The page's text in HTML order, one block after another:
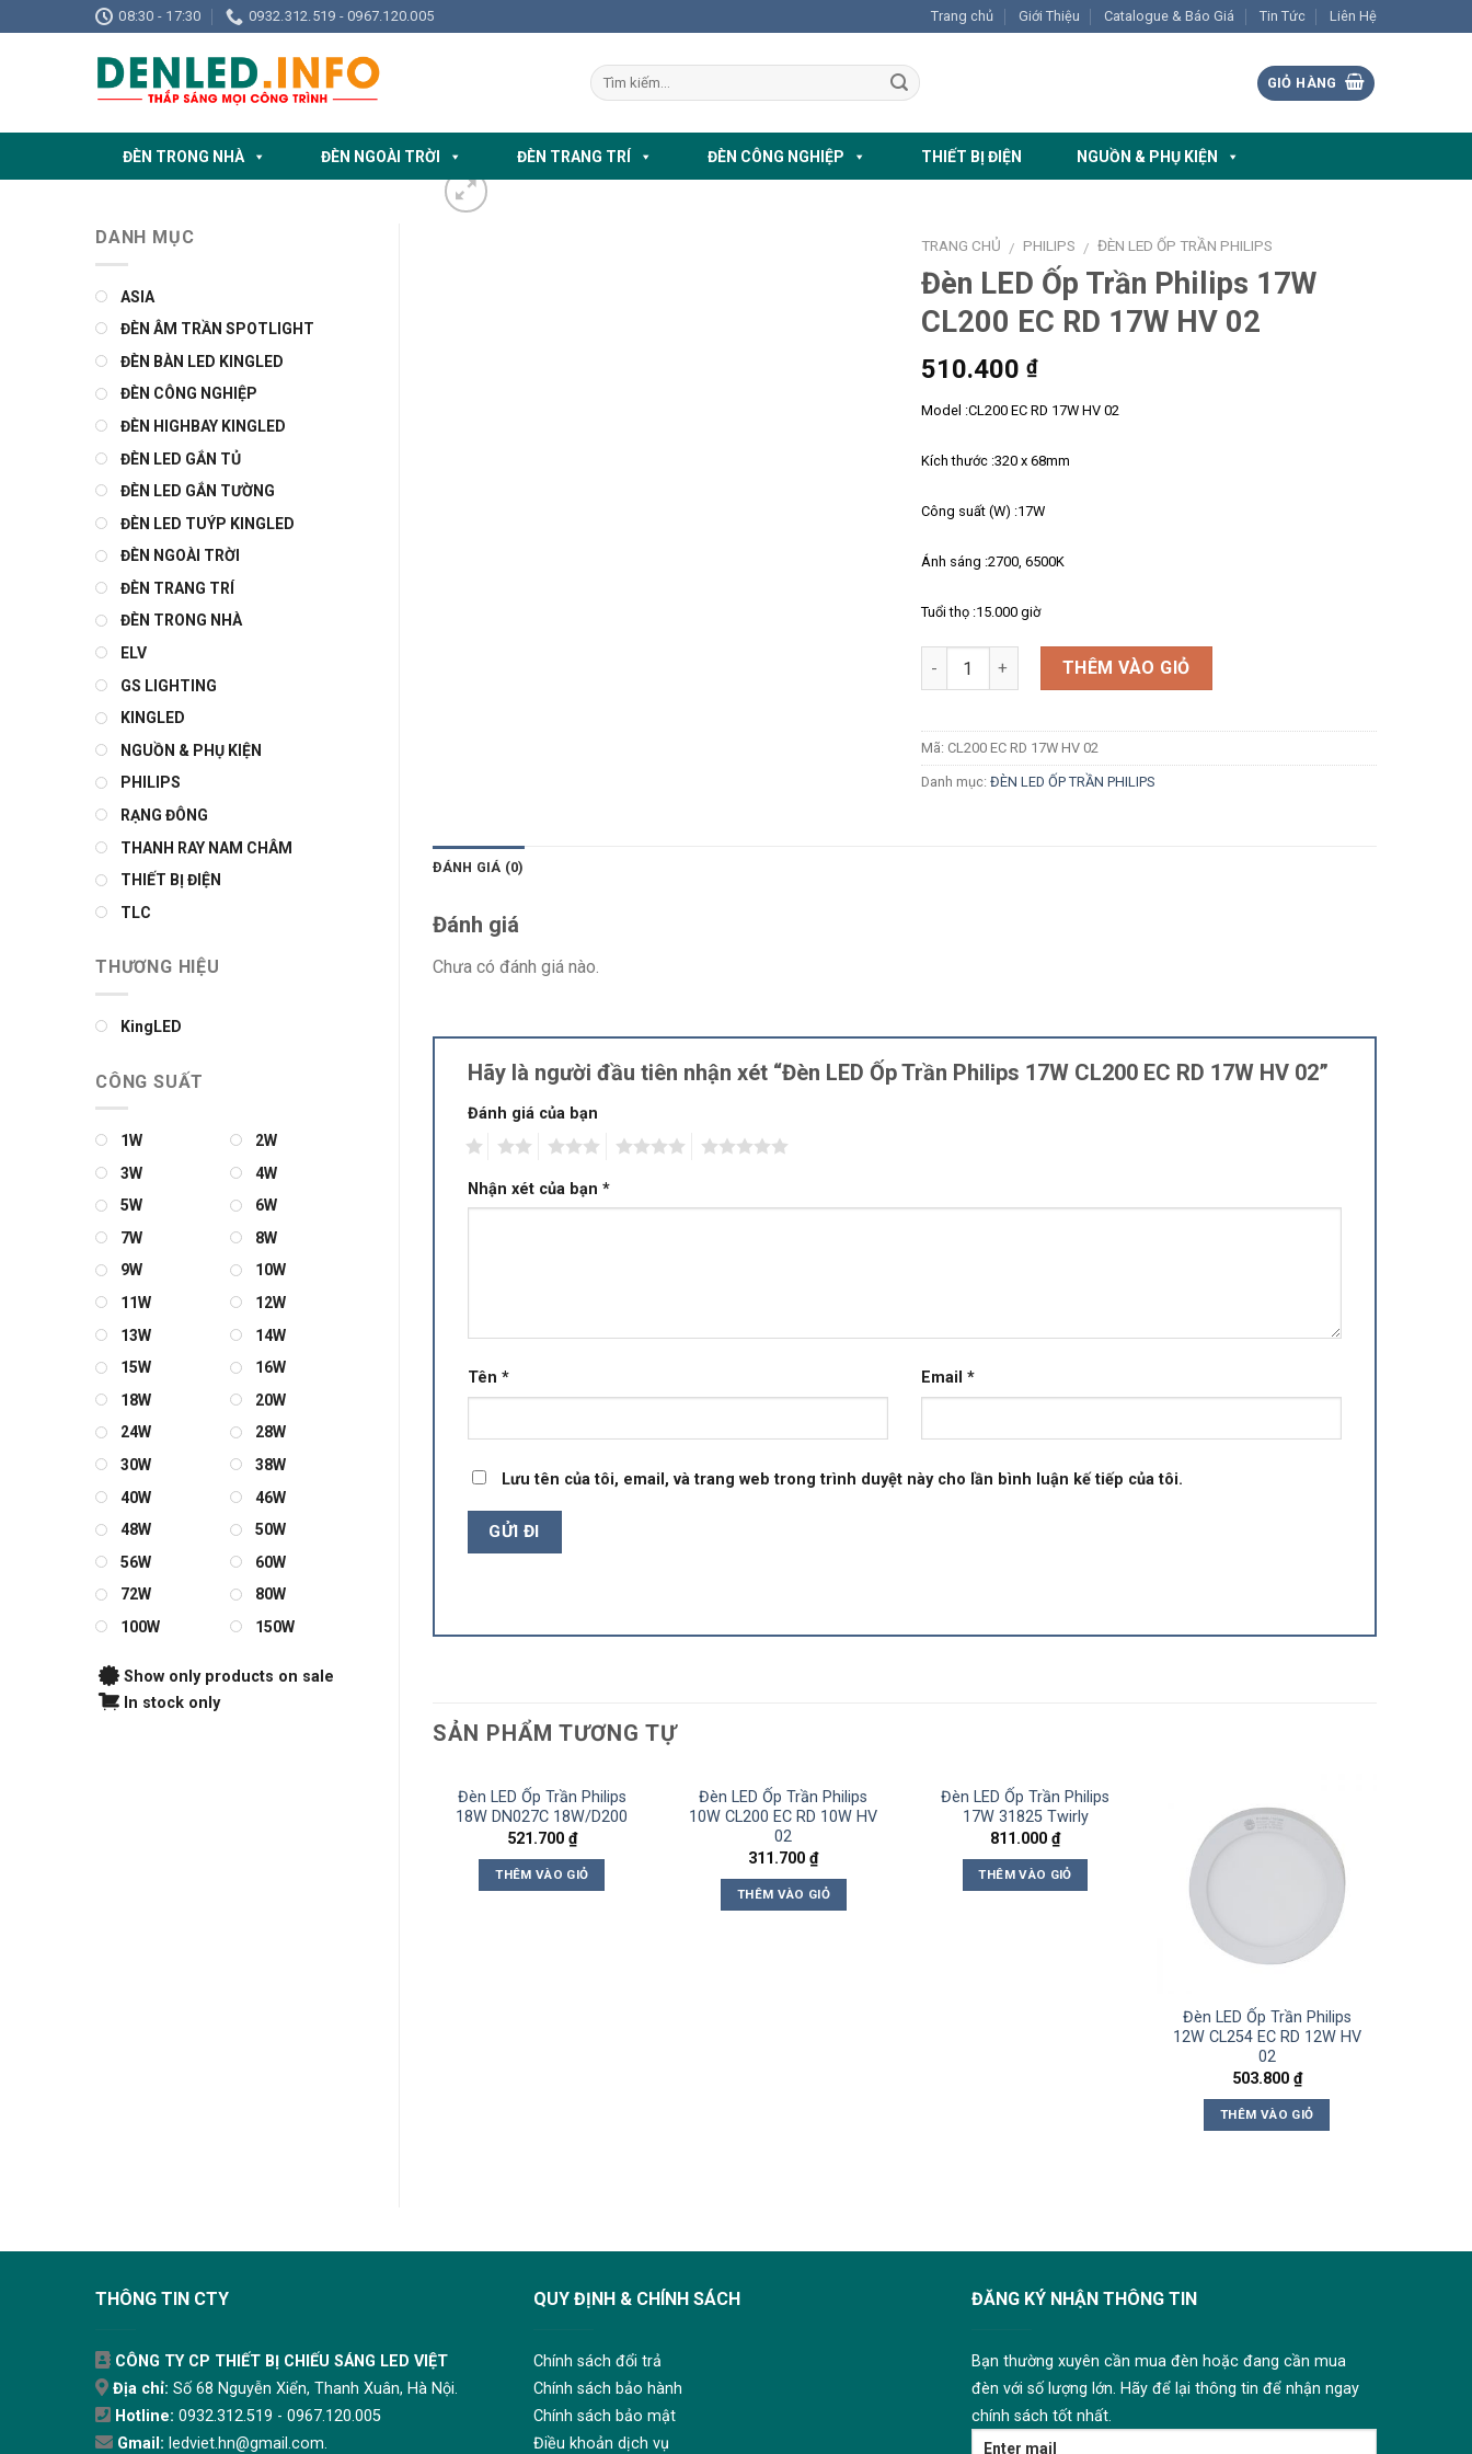
to
08:30 - 17:30 0932.312.519 - 0967.120.005 Trang chủ Giới Thiệu Catalogue & Báo Giá Tin Tức Liên Hệ
GIỎ HÀNG
ĐÈN TRONG NHÀ ĐÈN NGOÀI TRỜI ĐÈN TRANG TRÍ ĐÈN CÔNG NGHIỆP THIẾT BỊ ĐIỆN NGUỒN & PHỤ KIỆN
TRANG CHỦ / PHILIPS / ĐÈN LED ỐP TRẦN PHILIPS
Đèn LED Ốp Trần Philips 17W
CL200 EC RD 17W HV 02
510.400 ₫
Model :CL200 EC RD 17W HV 02
Kích thước :320 x 68mm
Công suất (W) :17W
Ánh sáng :2700, 6500K
Tuổi thọ :15.000 giờ
Số lượng THÊM VÀO GIỎ
Mã: CL200 EC RD 17W HV 02
Danh mục: ĐÈN LED ỐP TRẦN PHILIPS
ĐÁNH GIÁ (0)
Đánh giá
Chưa có đánh giá nào.
Hãy là người đầu tiên nhận xét “Đèn LED Ốp Trần Philips 17W CL200 EC RD 17W HV 02”
Đánh giá của bạn
Nhận xét của bạn *
Tên * Email *
Lưu tên của tôi, email, và trang web trong trình duyệt này cho lần bình luận kế tiếp của tôi.
SẢN PHẨM TƯƠNG TỰ
Đèn LED Ốp Trần Philips
18W DN027C 18W/D200
521.700 ₫
THÊM VÀO GIỎ
Đèn LED Ốp Trần Philips
10W CL200 EC RD 10W HV
02
311.700₫
THÊM VÀO GIỎ
Đèn LED Ốp Trần Philips
17W 31825 Twirly
811.000₫
THÊM VÀO GIỎ
Đèn LED Ốp Trần Philips
12W CL254 EC RD 12W HV
02
503.800 ₫
THÊM VÀO GIỎ
DANH MỤC
ASIA
ĐÈN ÂM TRẦN SPOTLIGHT
ĐÈN BÀN LED KINGLED
ĐÈN CÔNG NGHIỆP
ĐÈN HIGHBAY KINGLED
ĐÈN LED GẮN TỦ
ĐÈN LED GẮN TƯỜNG
ĐÈN LED TUÝP KINGLED
ĐÈN NGOÀI TRỜI
ĐÈN TRANG TRÍ
ĐÈN TRONG NHÀ
ELV
GS LIGHTING
KINGLED
NGUỒN & PHỤ KIỆN
PHILIPS
RẠNG ĐÔNG
THANH RAY NAM CHÂM
THIẾT BỊ ĐIỆN
TLC
THƯƠNG HIỆU
KingLED
CÔNG SUẤT
1W
2W
3W
4W
5W
6W
7W
8W
9W
10W
11W
12W
13W
14W
15W
16W
18W
20W
24W
28W
30W
38W
40W
46W
48W
50W
56W
60W
72W
80W
100W
150W
Show only products on sale
In stock only
THÔNG TIN CTY
CÔNG TY CP THIẾT BỊ CHIẾU SÁNG LED VIỆT
Địa chỉ: Số 68 Nguyễn Xiển, Thanh Xuân, Hà Nội.
Hotline: 0932.312.519 - 0967.120.005
Gmail: ledviet.hn@gmail.com.
QUY ĐỊNH & CHÍNH SÁCH
Chính sách đổi trả
Chính sách bảo hành
Chính sách bảo mật
Điều khoản dịch vụ
ĐĂNG KÝ NHẬN THÔNG TIN
Bạn thường xuyên cần mua đèn hoặc đang cần mua
đèn với số lượng lớn. Hãy để lại thông tin để nhận ngay
chính sách tốt nhất.